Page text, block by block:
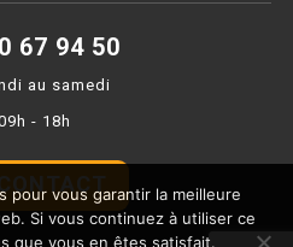
67 94 50
au samedi
- 18h
pour vous garantir la meilleure
Si vous continuez à utiliser ce
que vous en êtes satisfait.